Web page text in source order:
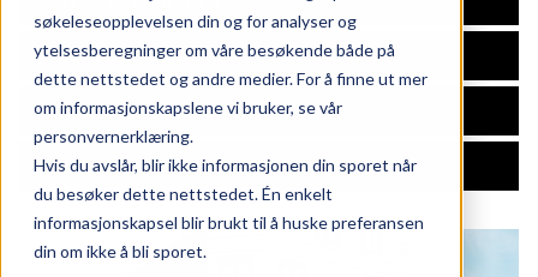
søkeleseopplevelsen din og for analyser og
ytelsesberegninger om våre besøkende både på
dette nettstedet og andre medier. For å finne ut mer
om informasjonskapslene vi bruker, se vår
personvernerklæring.
Hvis du avslår, blir ikke informasjonen din sporet når
du besøker dette nettstedet. Én enkelt
informasjonskapsel blir brukt til å huske preferansen
din om ikke å bli sporet.
at work
24, 26 & 28
torg
Lokaler
BOLIG
NÆRINGSEIENDOM
FULLFØRTE PROSJEKTER